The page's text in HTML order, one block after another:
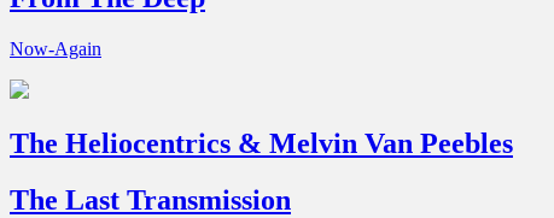
Now-Again
The Heliocentrics & Melvin Van Peebles
The Last Transmission